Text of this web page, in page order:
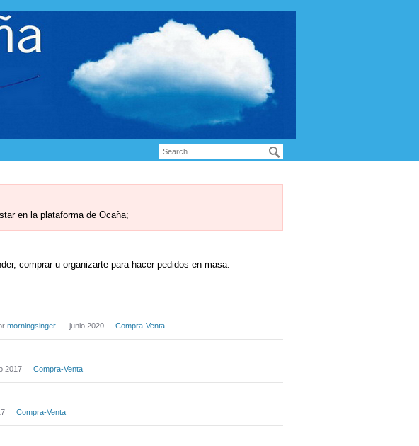
en la plataforma de Ocaña;
comprar u organizarte para hacer pedidos en masa.
morningsinger junio 2020 Compra-Venta
2017 Compra-Venta
Compra-Venta